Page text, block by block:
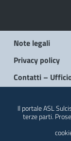
Note legali
Privacy policy
Contatti –
Il portale ASL
terze parti.